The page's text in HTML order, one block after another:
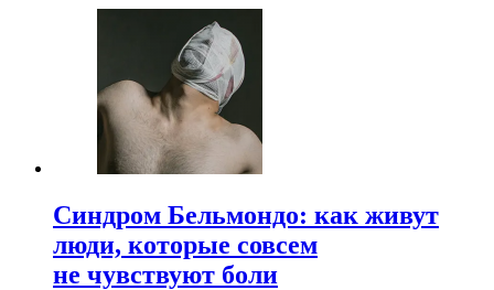
Синдром Бельмондо: как живут
люди, которые совсем
не чувствуют боли